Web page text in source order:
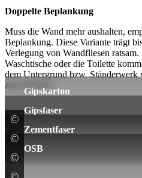
Doppelte Beplankung
Muss die Wand mehr aushalten,
Beplankung. Diese Variante trägt
Verlegung von Wandfliesen
Waschtische oder die Toilette
dem Untergrund bzw. Ständerwerk
zum Einsatz.
©
Gipskarton
©
Gipsfaser
©
Zementfaser
OSB